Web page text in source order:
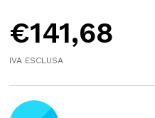
€141,68
IVA ESCLUSA